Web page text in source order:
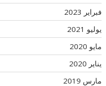
فبراير 2023
يوليو 2021
مايو 2020
يناير 2020
مارس 2019